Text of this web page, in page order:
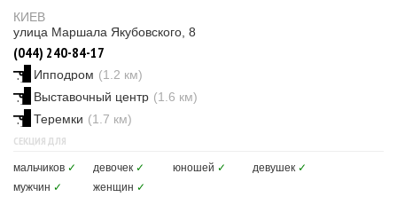
КИЕВ
улица Маршала Якубовского, 8
(044) 240-84-17
Ипподром (1.2 км)
Выставочный центр (1.6 км)
Теремки (1.7 км)
СЕКЦИЯ ДЛЯ
мальчиков ✓ девочек ✓ юношей ✓ девушек ✓
мужчин ✓ женщин ✓